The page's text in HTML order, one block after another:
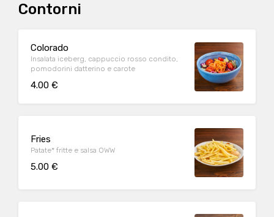
Contorni
Colorado
Insalata iceberg, cappuccio rosso condito,
pomodorini datterino e carote
4.00 €
Fries
Patate* fritte e salsa OWW
5.00 €